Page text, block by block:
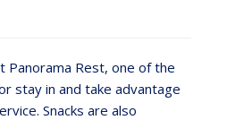
Panorama Rest, one of the
stay in and take advantage
Snacks are also